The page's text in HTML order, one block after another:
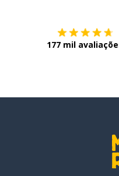
177 mil